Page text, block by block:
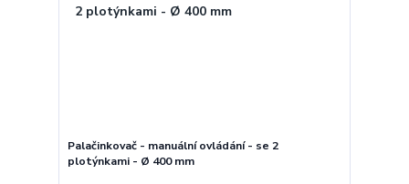
Palačinkovač - manuální ovládání - se 2
plotýnkami - Ø 400 mm